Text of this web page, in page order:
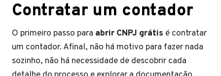
Contratar um contador
O primeiro passo para abrir CNPJ grátis é contratar
um contador. Afinal, não há motivo para fazer nada
sozinho, não há necessidade de descobrir cada